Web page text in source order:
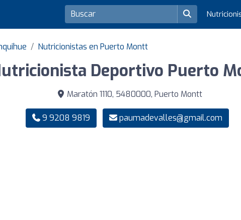
Nutricionistas en Puerto Montt
Deportivo Puerto
Maratón 1110, 5480000, Puerto Montt
9 9208 9819 paumadevalles@gmail.com